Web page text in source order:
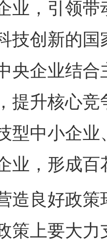
业，引领
技创新的
央企业结
提升核心
型中小企
业，形成
良好政策
策上要大